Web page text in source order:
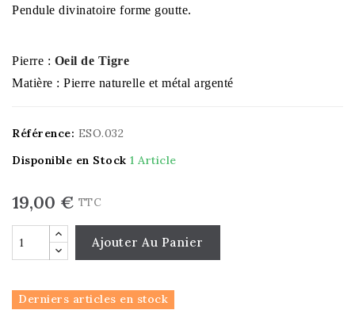
Pendule divinatoire forme goutte.
Pierre : Oeil de Tigre
Matière : Pierre naturelle et métal argenté
Référence: ESO.032
Disponible en Stock 1 Article
19,00 € TTC
Ajouter Au Panier
Derniers articles en stock